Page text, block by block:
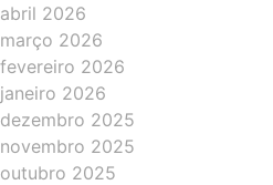
abril 2026
março 2026
fevereiro 2026
janeiro 2026
dezembro 2025
novembro 2025
outubro 2025